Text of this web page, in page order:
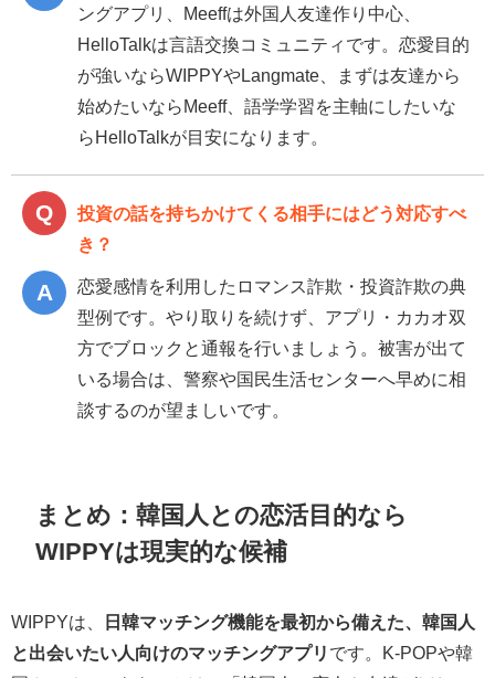
ングアプリ、Meeffは外国人友達作り中心、
HelloTalkは言語交換コミュニティです。恋愛目的
が強いならWIPPYやLangmate、まずは友達から
始めたいならMeeff、語学学習を主軸にしたいな
らHelloTalkが目安になります。
投資の話を持ちかけてくる相手にはどう対応すべ
き？
恋愛感情を利用したロマンス詐欺・投資詐欺の典
型例です。やり取りを続けず、アプリ・カカオ双
方でブロックと通報を行いましょう。被害が出て
いる場合は、警察や国民生活センターへ早めに相
談するのが望ましいです。
まとめ：韓国人との恋活目的なら
WIPPYは現実的な候補
WIPPYは、
日韓マッチング機能を最初から備えた、韓国人
と出会いたい人向けのマッチングアプリ です。K-POPや韓